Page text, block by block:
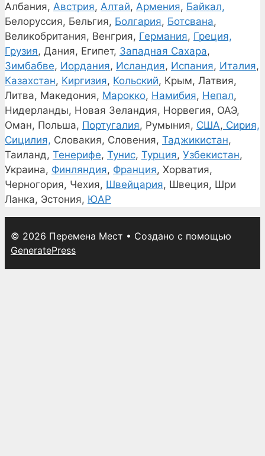
Албания, Австрия, Алтай, Армения, Байкал,
Белоруссия, Бельгия, Болгария, Ботсвана,
Великобритания, Венгрия, Германия, Греция,
Грузия, Дания, Египет, Западная Сахара,
Зимбабве, Иордания, Исландия, Испания, Италия,
Казахстан, Киргизия, Кольский, Крым, Латвия,
Литва, Македония, Марокко, Намибия, Непал,
Нидерланды, Новая Зеландия, Норвегия, ОАЭ,
Оман, Польша, Португалия, Румыния, США, Сирия,
Сицилия, Словакия, Словения, Таджикистан,
Таиланд, Тенерифе, Тунис, Турция, Узбекистан,
Украина, Финляндия, Франция, Хорватия,
Черногория, Чехия, Швейцария, Швеция, Шри
Ланка, Эстония, ЮАР
© 2026 Перемена Мест • Создано с помощью
GeneratePress